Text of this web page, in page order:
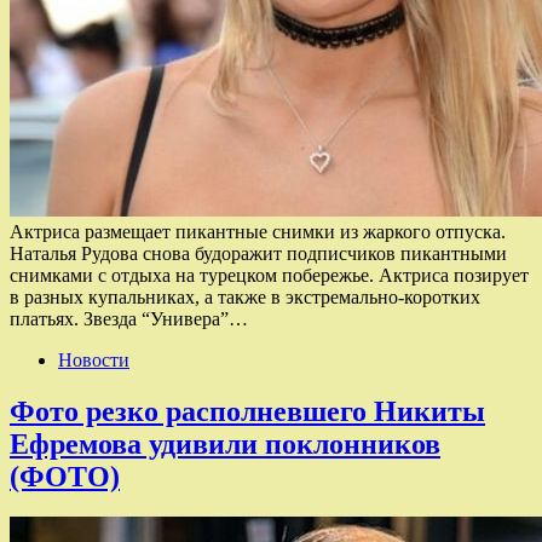
Актриса размещает пикантные снимки из жаркого отпуска.
Наталья Рудова снова будоражит подписчиков пикантными
снимками с отдыха на турецком побережье. Актриса позирует
в разных купальниках, а также в экстремально-коротких
платьях. Звезда “Универа”…
Новости
Фото резко располневшего Никиты
Ефремова удивили поклонников
(ФОТО)